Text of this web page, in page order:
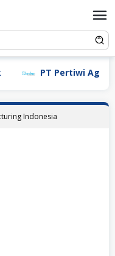
PT Pertiwi Agung
Indonesia